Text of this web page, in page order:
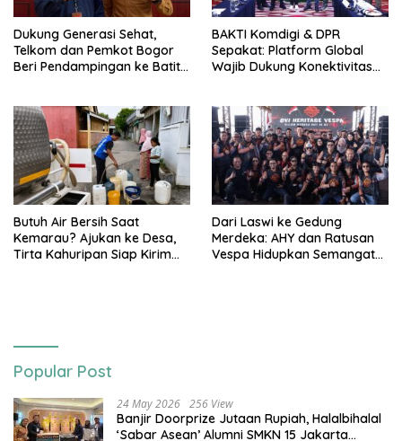
Dukung Generasi Sehat,
Telkom dan Pemkot Bogor
Beri Pendampingan ke Batita
BAKTI Komdigi & DPR
Sepakat: Platform Global
Wajib Dukung Konektivitas
Butuh Air Bersih Saat
Kemarau? Ajukan ke Desa,
Tirta Kahuripan Siap Kirim
Dari Laswi ke Gedung
Merdeka: AHY dan Ratusan
Vespa Hidupkan Semangat
Popular Post
24 May 2026 256 View
Banjir Doorprize Jutaan Rupiah, Halalbihalal
‘Sabar Asean’ Alumni SMKN 15 Jakarta